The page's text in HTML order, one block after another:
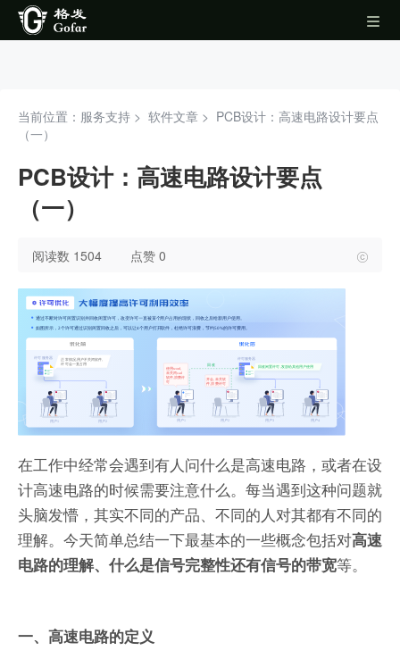
当前位置：服务支持 > 软件文章 > PCB设计：高速电路设计要点
（一）
PCB设计：高速电路设计要点
（一）
阅读数 1504 点赞 0
在工作中经常会遇到有人问什么是高速电路，或者在设
计高速电路的时候需要注意什么。每当遇到这种问题就
头脑发懵，其实不同的产品、不同的人对其都有不同的
理解。今天简单总结一下最基本的一些概念包括对高速
电路的理解、什么是信号完整性还有信号的带宽等。
一、 高速电路的定义